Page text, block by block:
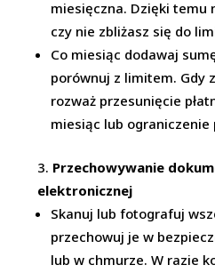
miesięczna. Dzięki temu
czy nie zbliżasz się do
Co miesiąc dodawaj
porównuj z limitem. Gdy
rozważ przesunięcie
miesiąc lub
Przechowywanie
elektronicznej
Skanuj lub fotografuj
przechowuj je w
lub w chmurze. W razie